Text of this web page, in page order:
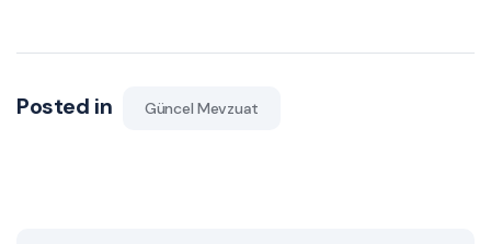
Posted in Güncel Mevzuat